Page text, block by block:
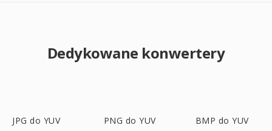
Dedykowane konwertery
JPG do YUV PNG do YUV BMP do YUV